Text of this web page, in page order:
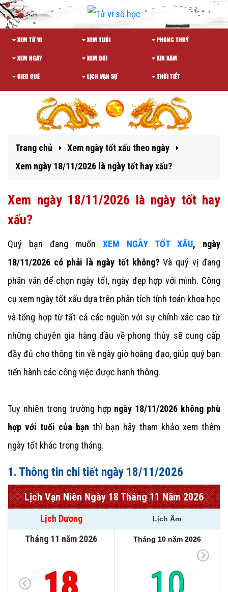
XEM TỬ VI XEM TUỔI PHONG THUỶ
XEM NGÀY XEM BÓI XIN XĂM
GIEO QUẺ LỊCH VẠN SỰ THỜI TIẾT
Trang chủ
Xem ngày tốt xấu theo ngày
Xem ngày 18/11/2026 là ngày tốt hay xấu?
Xem ngày 18/11/2026 là ngày tốt hay
xấu?
Quý bạn đang muốn XEM NGÀY TỐT XẤU, ngày
18/11/2026 có phải là ngày tốt không? Và quý vị đang
phân vân để chọn ngày tốt, ngày đẹp hợp với mình. Công
cụ xem ngày tốt xấu dựa trên phân tích tính toán khoa học
và tổng hợp từ tất cả các nguồn với sự chính xác cao từ
những chuyên gia hàng đầu về phong thủy sẽ cung cấp
đầy đủ cho thông tin về ngày giờ hoàng đạo, giúp quý bạn
tiến hành các công việc được hanh thông.
Tuy nhiên trong trường hợp ngày 18/11/2026 không phù
hợp với tuổi của bạn thì bạn hãy tham khảo xem thêm
ngày tốt khác trong tháng.
1. Thông tin chi tiết ngày 18/11/2026
Lịch Vạn Niên Ngày 18 Tháng 11 Năm 2026
Lịch Dương Lịch Âm
Tháng 11 năm 2026 Tháng 10 năm 2026